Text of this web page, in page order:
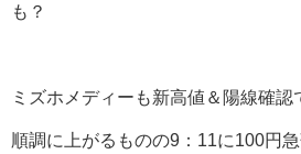
も？
ミズホメディーも新高値＆陽線確認
順調に上がるものの9：11に100円